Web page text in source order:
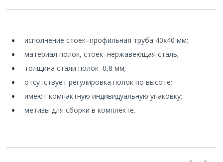
исполнение стоек–профильная труба 40х40 мм;
материал полок, стоек–нержавеющая сталь;
толщина стали полок–0,8 мм;
отсутствует регулировка полок по высоте;
имеют компактную индивидуальную упаковку;
метизы для сборки в комплекте.